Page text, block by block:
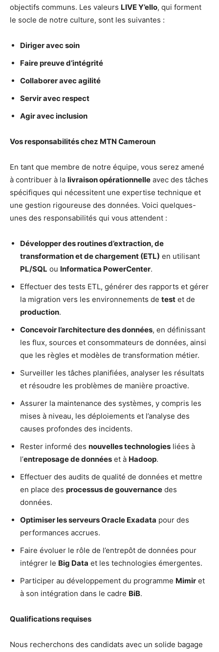
objectifs communs. Les valeurs LIVE Y’ello, qui forment
le socle de notre culture, sont les suivantes :
Diriger avec soin
Faire preuve d’intégrité
Collaborer avec agilité
Servir avec respect
Agir avec inclusion
Vos responsabilités chez MTN Cameroun
En tant que membre de notre équipe, vous serez amené
à contribuer à la livraison opérationnelle avec des tâches
spécifiques qui nécessitent une expertise technique et
une gestion rigoureuse des données. Voici quelques-
unes des responsabilités qui vous attendent :
Développer des routines d’extraction, de
transformation et de chargement (ETL) en utilisant
PL/SQL ou Informatica PowerCenter.
Effectuer des tests ETL, générer des rapports et gérer
la migration vers les environnements de test et de
production.
Concevoir l’architecture des données, en définissant
les flux, sources et consommateurs de données, ainsi
que les règles et modèles de transformation métier.
Surveiller les tâches planifiées, analyser les résultats
et résoudre les problèmes de manière proactive.
Assurer la maintenance des systèmes, y compris les
mises à niveau, les déploiements et l’analyse des
causes profondes des incidents.
Rester informé des nouvelles technologies liées à
l’entreposage de données et à Hadoop.
Effectuer des audits de qualité de données et mettre
en place des processus de gouvernance des
données.
Optimiser les serveurs Oracle Exadata pour des
performances accrues.
Faire évoluer le rôle de l’entrepôt de données pour
intégrer le Big Data et les technologies émergentes.
Participer au développement du programme Mimir et
à son intégration dans le cadre BiB.
Qualifications requises
Nous recherchons des candidats avec un solide bagage